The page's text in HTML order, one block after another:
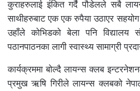
कुराहरुलाई इंकित गर्दै पौडेलले सबै
साथीहरुबाट एक एक रुपैया उठाएर सहयोग
उहाँले कोभिडको बेला पनि विद्यालय
पठानपाठनका लागी स्वास्थ्य सामाग्री
कार्यक्रममा बोल्दै लायन्स क्लब
प्रमुख ऋषि गिरीले लायन्स क्लबको